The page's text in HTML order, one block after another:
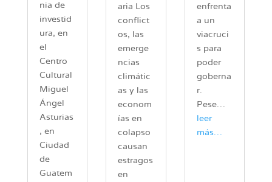
nia de
investid
ura, en
el
Centro
Cultural
Miguel
Ángel
Asturias
, en
Ciudad
de
Guatem
aria Los
conflict
os, las
emerge
ncias
climátic
as y las
econom
ías en
colapso
causan
estragos
en
enfrenta
a un
viacruci
s para
poder
goberna
r.
Pese…
leer
más…